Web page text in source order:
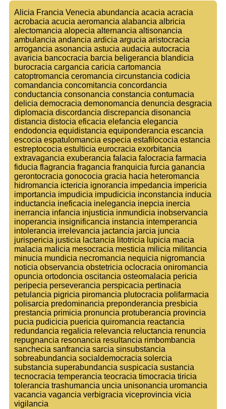
Alicia Francia Venecia abundancia acacia acracia
acrobacia acucia aeromancia alabancia albricia
alectomancia alopecia alternancia altisonancia
ambulancia andancia ardicia argucia aristocracia
arrogancia asonancia astucia audacia autocracia
avaricia bancocracia barcia beligerancia blandicia
burocracia cargancia caricia cartomancia
catoptromancia ceromancia circunstancia codicia
comandancia concomitancia concordancia
conductancia consonancia constancia contumacia
delicia democracia demonomancia denuncia desgracia
diplomacia discordancia discrepancia disonancia
distancia distocia eficacia elefancia elegancia
endodoncia equidistancia equiponderancia escancia
escocia espatulomancia especia estafilococia estancia
estreptococia estulticia eurocracia exorbitancia
extravagancia exuberancia falacia falocracia farmacia
fiducia flagrancia fragancia franquicia furcia ganancia
gerontocracia gonococia gracia hacia heteromancia
hidromancia ictericia ignorancia impedancia impericia
importancia impudicia impudicicia inconstancia inducia
inductancia ineficacia inelegancia inepcia inercia
inerrancia infancia injusticia inmundicia inobservancia
inoperancia insignificancia instancia intemperancia
intolerancia irrelevancia jactancia jarcia juncia
jurispericia justicia lactancia litotricia lupicia macia
malacia malicia mesocracia mesticia milicia militancia
minucia mundicia necromancia nequicia nigromancia
noticia observancia obstetricia oclocracia oniromancia
opuncia ortodoncia oscitancia osteomalacia pericia
peripecia perseverancia perspicacia pertinacia
petulancia pigricia piromancia plutocracia polifarmacia
polisarcia predominancia preponderancia presbicia
prestancia primicia pronuncia protuberancia provincia
pucia pudicicia puericia quiromancia reactancia
redundancia regalicia relevancia reluctancia renuncia
repugnancia resonancia resultancia rimbombancia
sanchecia sanfrancia sarcia sinsubstancia
sobreabundancia socialdemocracia solercia
substancia superabundancia suspicacia sustancia
tecnocracia temperancia teocracia timocracia tiricia
tolerancia trashumancia uncia unisonancia uromancia
vacancia vagancia verbigracia viceprovincia vicia
vigilancia